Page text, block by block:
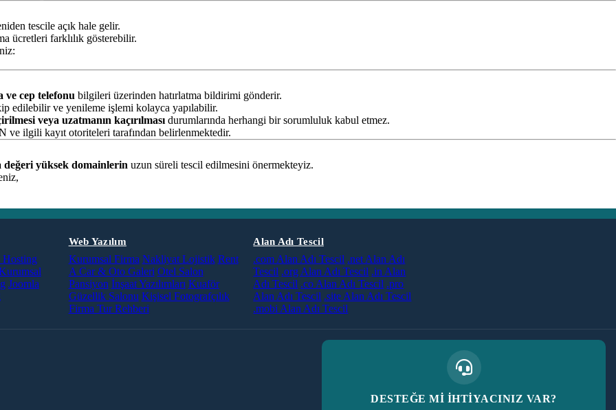
tescile açık hale gelir.
ücretleri farklılık gösterebilir.
ve cep telefonu bilgileri üzerinden hatırlatma bildirimi gönderir.
edilebilir ve yenileme işlemi kolayca yapılabilir.
veya uzatmanın kaçırılması durumlarında herhangi bir sorumluluk kabul etmez.
ilgili kayıt otoriteleri tarafından belirlenmektedir.
yüksek domainlerin uzun süreli tescil edilmesini önermekteyiz.
Hosting
Joomla
Web Yazılım
Kurumsal Firma Nakliyat Lojistik Rent
A Car & Oto Galeri Otel Salon
Pansiyon İnşaat Yazılımları Kuaför
Güzellik Salonu Kişisel Fotografçılık
Firma Tur Rehberi
Alan Adı Tescil
.com Alan Adı Tescil .net Alan Adı
Tescil .org Alan Adı Tescil .in Alan
Adı Tescil .co Alan Adı Tescil .pro
Alan Adı Tescil .site Alan Adı Tescil
.mobi Alan Adı Tescil
DESTEĞE Mİ İHTİYACINIZ VAR?